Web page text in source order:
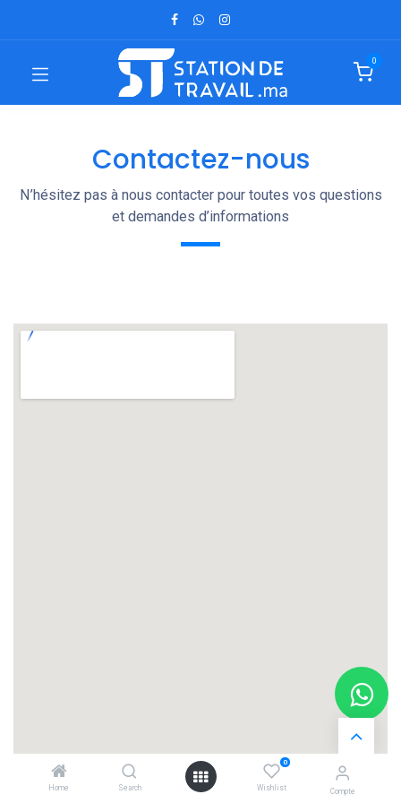
Home Search
0
Wishlist Compte
0
Contactez-nous
N’hésitez pas à nous contacter pour toutes vos questions
et demandes d’informations